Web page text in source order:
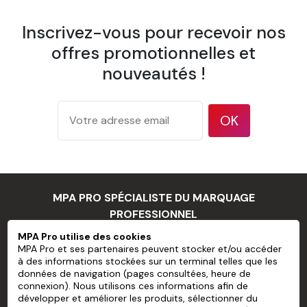
1 spatule à maroufler
1 pulvérisateur
Papier Peint Mural Pré-encollé Sans
PVC personnalisé
Grammage
175 g/m² d'après la méthode de
test ISO 536
Épaisseur
177 microns/7 mil d'après la
méthode de test ISO 534
Opacité
94 % d'après la méthode de test
TAPPI T 425
83 % d'après la méthode de test
Inscrivez-vous pour recevoir nos
offres promotionnelles et
nouveautés !
OK
MPA PRO SPÉCIALISTE DU MARQUAGE
PROFESSIONNEL
MPA PRO
NOS SERVICES
MPA Pro utilise des cookies
MPA Pro et ses partenaires peuvent stocker et/ou accéder
à des informations stockées sur un terminal telles que les
données de navigation (pages consultées, heure de
connexion). Nous utilisons ces informations afin de
développer et améliorer les produits, sélectionner du